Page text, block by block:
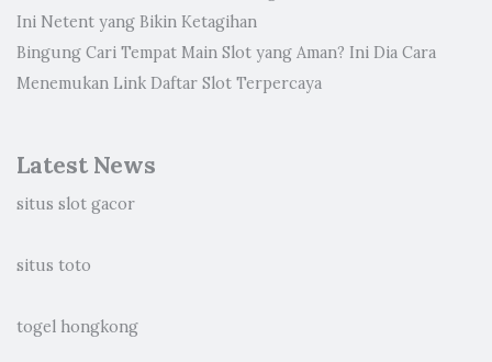
Ini Netent yang Bikin Ketagihan
Bingung Cari Tempat Main Slot yang Aman? Ini Dia Cara
Menemukan Link Daftar Slot Terpercaya
Latest News
situs slot gacor
situs toto
togel hongkong